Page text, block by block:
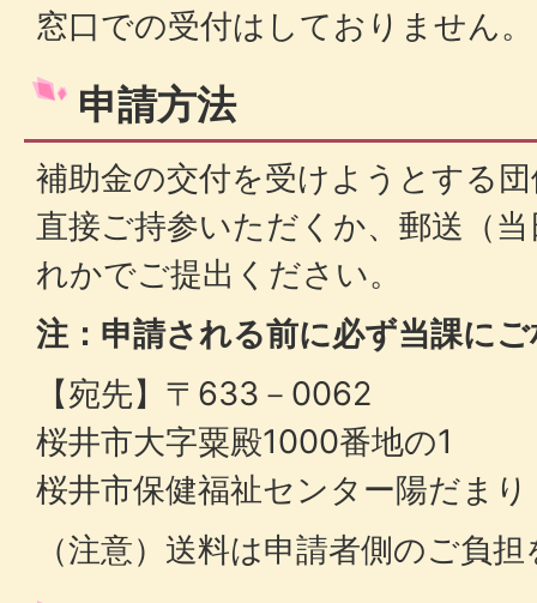
窓口での受付はしておりません
申請方法
補助金の交付を受けようとする
直接ご持参いただくか、郵送（
れかでご提出ください。
注：申請される前に必ず当課に
【宛先】〒633－0062
桜井市大字粟殿1000番地の1
桜井市保健福祉センター陽だま
（注意）送料は申請者側のご負